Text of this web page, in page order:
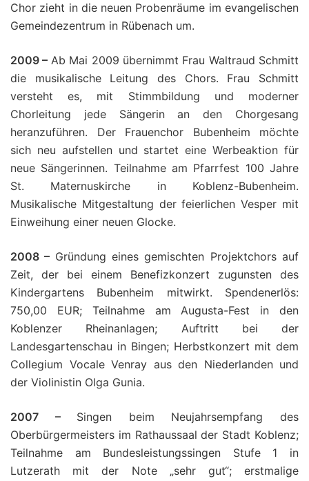
Chor zieht in die neuen Probenräume im evangelischen
Gemeindezentrum in Rübenach um.
2009 – Ab Mai 2009 übernimmt Frau Waltraud Schmitt
die musikalische Leitung des Chors. Frau Schmitt
versteht es, mit Stimmbildung und moderner
Chorleitung jede Sängerin an den Chorgesang
heranzuführen. Der Frauenchor Bubenheim möchte
sich neu aufstellen und startet eine Werbeaktion für
neue Sängerinnen. Teilnahme am Pfarrfest 100 Jahre
St. Maternuskirche in Koblenz-Bubenheim.
Musikalische Mitgestaltung der feierlichen Vesper mit
Einweihung einer neuen Glocke.
2008 – Gründung eines gemischten Projektchors auf
Zeit, der bei einem Benefizkonzert zugunsten des
Kindergartens Bubenheim mitwirkt. Spendenerlös:
750,00 EUR; Teilnahme am Augusta-Fest in den
Koblenzer Rheinanlagen; Auftritt bei der
Landesgartenschau in Bingen; Herbstkonzert mit dem
Collegium Vocale Venray aus den Niederlanden und
der Violinistin Olga Gunia.
2007 – Singen beim Neujahrsempfang des
Oberbürgermeisters im Rathaussaal der Stadt Koblenz;
Teilnahme am Bundesleistungssingen Stufe 1 in
Lutzerath mit der Note „sehr gut“; erstmalige